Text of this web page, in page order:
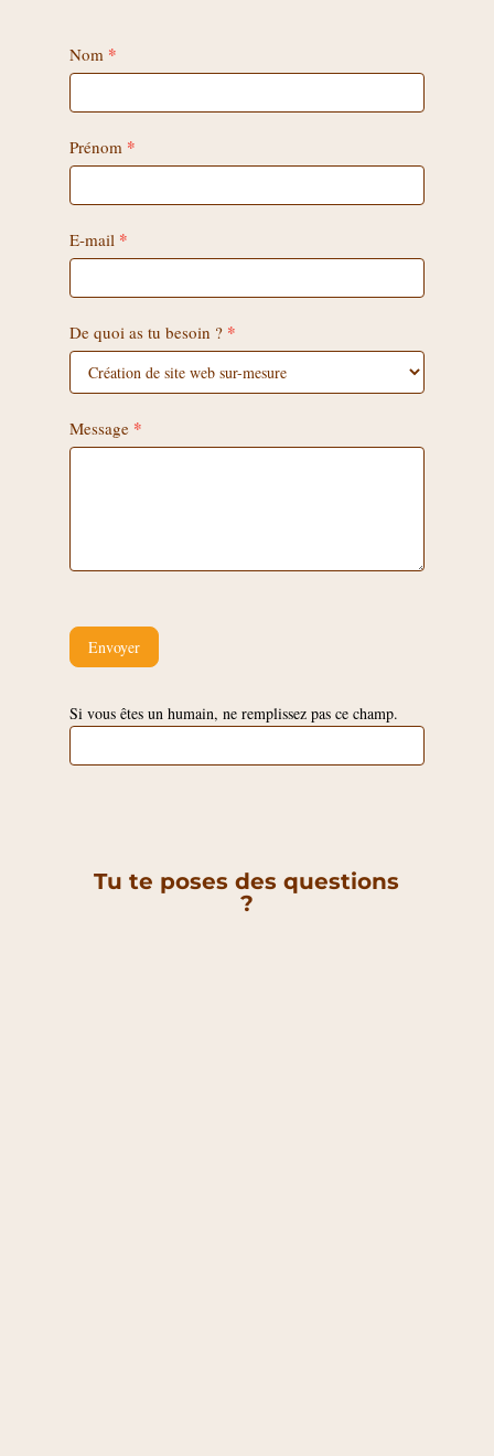
Demande
d'information
Nom *
Prénom *
E-mail *
De quoi as tu besoin ? *
Message *
Envoyer
Si vous êtes un humain, ne remplissez pas ce champ.
Tu te poses des questions
?